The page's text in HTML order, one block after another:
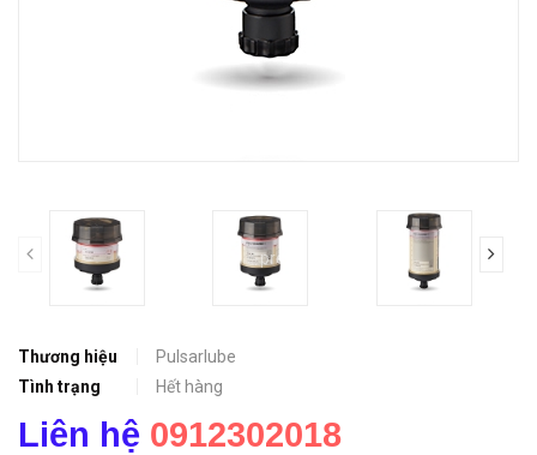
prev
Thương hiệu
Pulsarlube
Tình trạng
Hết hàng
Liên hệ 0912302018